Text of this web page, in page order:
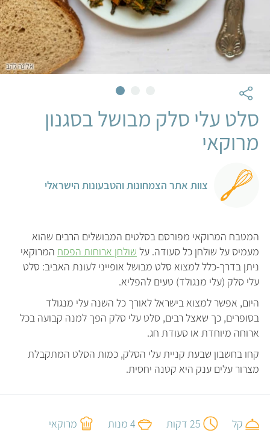
אלונה להב
סלט עלי סלק מבושל בסגנון
מרוקאי
צוות אתר הצמחונות והטבעונות הישראלי
המטבח המרוקאי מפורסם בסלטים המבושלים הרבים שהוא
מעמיס על שולחן כל סעודה. על שולחן ארוחות הפסח המרוקאי
ניתן בדרך-כלל למצוא סלט מבושל אופייני לעונת האביב: סלט
עלי סלק (עלי מנגולד) טעים להפליא.
היום, אפשר למצוא בישראל לאורך כל השנה עלי מנגולד
בסופרים, כך שאצל רבים, סלט עלי סלק הפך למנה קבועה בכל
ארוחה מיוחדת או סעודת חג.
קחו בחשבון שבעת קניית עלי הסלק, כמות הסלט המתקבלת
מצרור עלים ענק היא קטנה יחסית.
קל 25 דקות 4 מנות מרוקאי